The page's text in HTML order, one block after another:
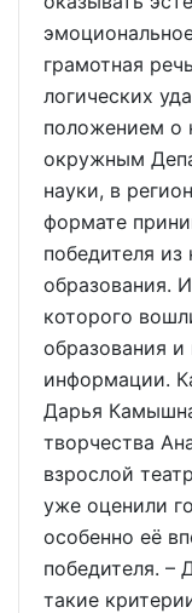
грамотная
логических
положением о
окружным
науки, в
формате
победителя
образования.
которого
образования
информации.
Дарья
творчества
взрослой
уже оценили
особенно её
победителя. –
такие